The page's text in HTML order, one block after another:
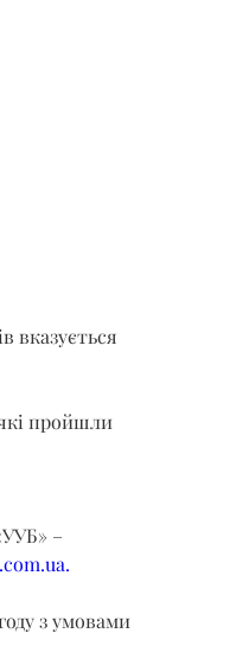
вказується
пройшли
–
з умовами